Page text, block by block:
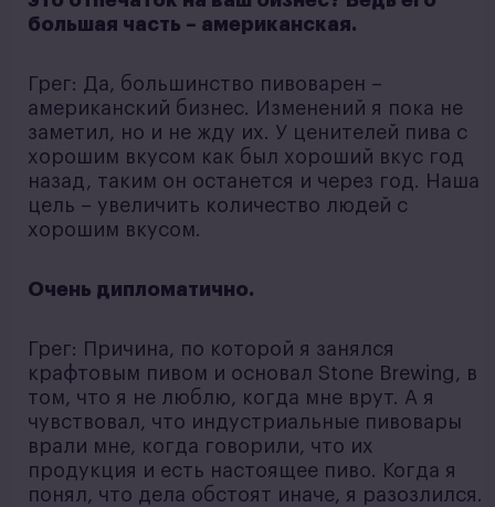
большая часть – американская.
Грег: Да, большинство пивоварен –
американский бизнес. Изменений я пока не
заметил, но и не жду их. У ценителей пива с
хорошим вкусом как был хороший вкус год
назад, таким он останется и через год. Наша
цель – увеличить количество людей с
хорошим вкусом.
Очень дипломатично.
Грег: Причина, по которой я занялся
крафтовым пивом и основал Stone Brewing, в
том, что я не люблю, когда мне врут. А я
чувствовал, что индустриальные пивовары
врали мне, когда говорили, что их
продукция и есть настоящее пиво. Когда я
понял, что дела обстоят иначе, я разозлился.